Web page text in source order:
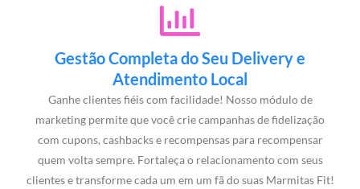
Gestão Completa do Seu Delivery e
Atendimento Local
Ganhe clientes fiéis com facilidade! Nosso módulo de
marketing permite que você crie campanhas de fidelização
com cupons, cashbacks e recompensas para recompensar
quem volta sempre. Fortaleça o relacionamento com seus
clientes e transforme cada um em um fã do suas Marmitas Fit!